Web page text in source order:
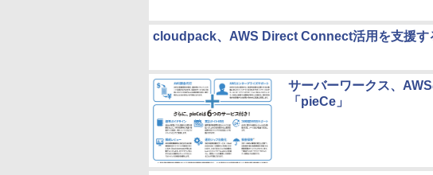
cloudpack、AWS Direct Connect活用を支援す
サーバーワークス、
「pieCe」